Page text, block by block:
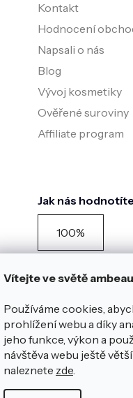
Vítejte ve světě
Používáme cookies,
prohlížení webu a díky
jeho funkce, výkon a
návštěva webu ještě
naleznete zde.
Kontakt
Hodnocení
Napsali o nás
Blog
Vývoj kosmetiky
Ověřené suroviny
Affiliate program
Jak nás
100%
zákazníků
dotazníku
Zobrazit všech981
Heuréce
Nebo nám
zde na e-shopu